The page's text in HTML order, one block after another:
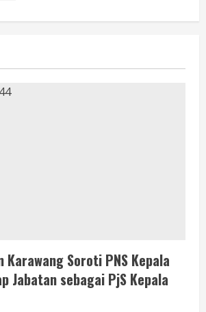
Karawang Soroti PNS Kepala
Jabatan sebagai PjS Kepala